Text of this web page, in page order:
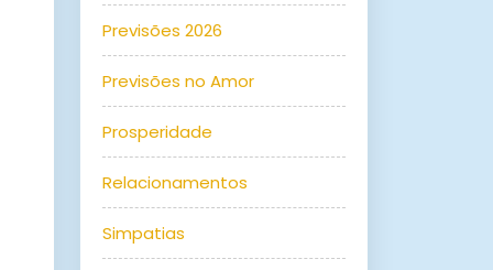
Previsões 2026
Previsões no Amor
Prosperidade
Relacionamentos
Simpatias